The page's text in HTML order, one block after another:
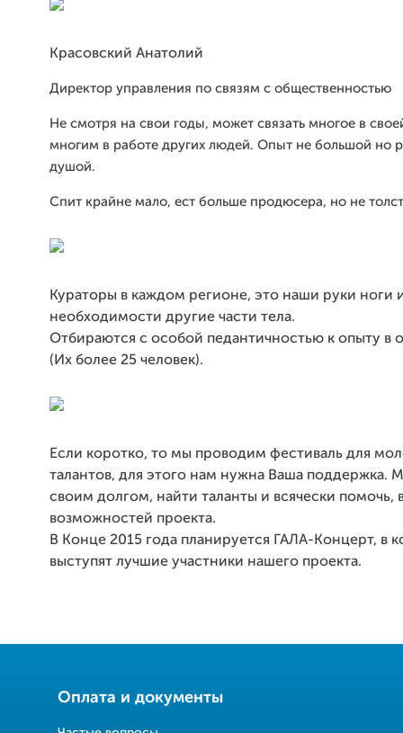
Красовский Анатолий
Директор управления по связям с общественностью
Не смотря на свои годы, может связать многое в
многим в работе других людей. Опыт не большой но
душой.
Спит крайне мало, ест больше продюсера, но не
Кураторы в каждом регионе, это наши руки ноги
необходимости другие части тела.
Отбираются с особой педантичностью к опыту в
(Их более 25 человек).
Если коротко, то мы проводим фестиваль для
талантов, для этого нам нужна Ваша поддержка.
своим долгом, найти таланты и всячески помочь,
возможностей проекта.
В Конце 2015 года планируется ГАЛА-Концерт, в
выступят лучшие участники нашего проекта.
Оплата и документы